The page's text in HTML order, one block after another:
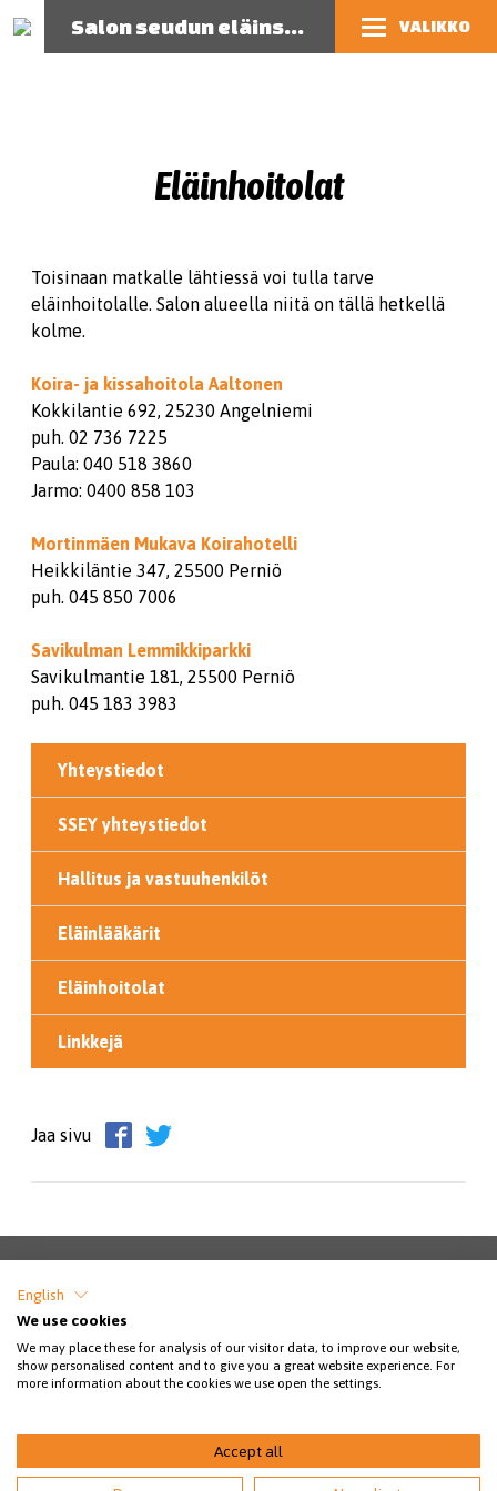
Salon seudun eläinsuojeluyhdistys VALIKKO
Eläinhoitolat
Toisinaan matkalle lähtiessä voi tulla tarve
eläinhoitolalle. Salon alueella niitä on tällä hetkellä
kolme.
Koira- ja kissahoitola Aaltonen
Kokkilantie 692, 25230 Angelniemi
puh. 02 736 7225
Paula: 040 518 3860
Jarmo: 0400 858 103
Mortinmäen Mukava Koirahotelli
Heikkiläntie 347, 25500 Perniö
puh. 045 850 7006
Savikulman Lemmikkiparkki
Savikulmantie 181, 25500 Perniö
puh. 045 183 3983
Yhteystiedot
SSEY yhteystiedot
Hallitus ja vastuuhenkilöt
Eläinlääkärit
Eläinhoitolat
Linkkejä
Jaa sivu
SSEY RY / ESTERINKATU 13, 24100 SALO /
SSEY@SSEY.FI / PUHELINPÄIVYSTYS KLO 8-
21 KISSAT: 044 778 4617 / KOIRAT: 040
913 0777 / LUONNONVARAISET: 040 913
© 2026 Salon seudun eläinsuojeluyhdistys
English
We use cookies
We may place these for analysis of our visitor data, to improve our website,
show personalised content and to give you a great website experience. For
more information about the cookies we use open the settings.
Accept all